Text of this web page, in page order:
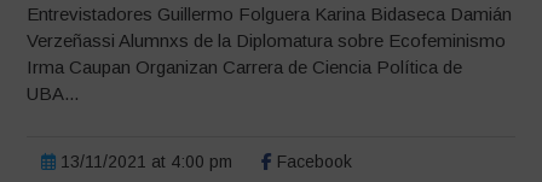
Entrevistadores Guillermo Folguera Karina Bidaseca Damián
Verzeñassi Alumnxs de la Diplomatura sobre Ecofeminismo
Irma Caupan Organizan Carrera de Ciencia Política de
UBA...
13/11/2021 at 4:00 pm Facebook